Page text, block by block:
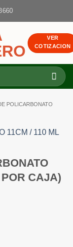
VER
COTIZACION
POLICARBONATO
CAJA)